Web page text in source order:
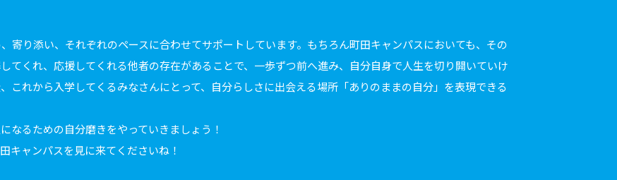
寄り添い、それぞれのペースに合わせてサポートしています。もちろん町田キャンパスにおいても、その
てくれ、応援してくれる他者の存在があることで、一歩ずつ前へ進み、自分自身で人生を切り開いていけ
これから入学してくるみなさんにとって、自分らしさに出会える場所「ありのままの自分」を表現できる
なるための自分磨きをやっていきましょう！
キャンパスを見に来てくださいね！